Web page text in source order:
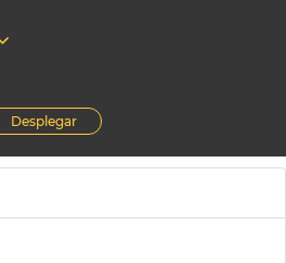
Desplegar